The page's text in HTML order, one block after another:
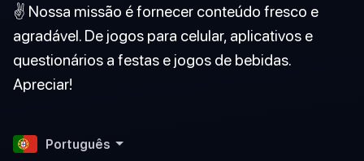
✌️ Nossa missão é fornecer conteúdo fresco e
agradável. De jogos para celular, aplicativos e
questionários a festas e jogos de bebidas.
Apreciar!
Português